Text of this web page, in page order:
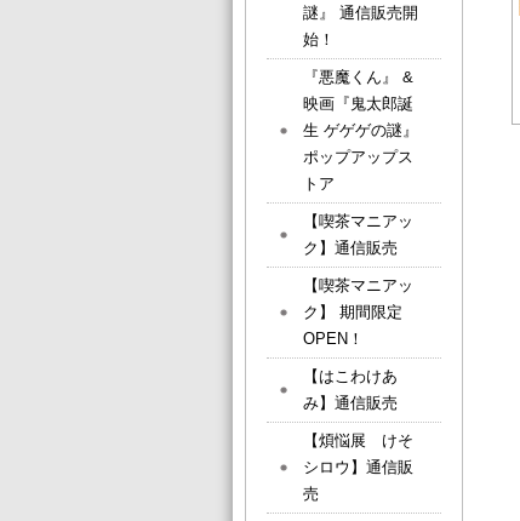
謎』 通信販売開
始！
『悪魔くん』 &
映画『鬼太郎誕
生 ゲゲゲの謎』
ポップアップス
トア
【喫茶マニアッ
ク】通信販売
【喫茶マニアッ
ク】 期間限定
OPEN！
【はこわけあ
み】通信販売
【煩悩展 けそ
シロウ】通信販
売